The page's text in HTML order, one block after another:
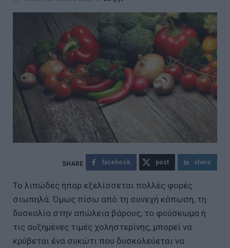
facebook post share
Το λιπώδες ήπαρ εξελίσσεται πολλές φορές
σιωπηλά. Όμως πίσω από τη συνεχή κόπωση, τη
δυσκολία στην απώλεια βάρους, το φούσκωμα ή
τις αυξημένες τιμές χοληστερίνης, μπορεί να
κρύβεται ένα συκώτι που δυσκολεύεται να